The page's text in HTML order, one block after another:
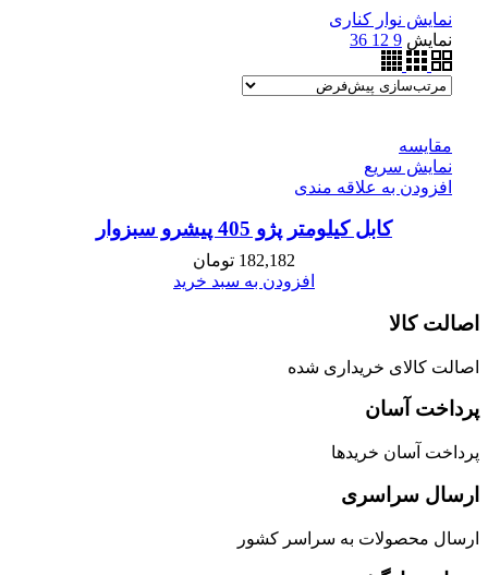
نمایش نوار کناری
نمایش 9
12
36
مقايسه
نمایش سریع
افزودن به علاقه مندی
كابل كيلومتر پژو 405 پیشرو سبزوار
182,182 تومان
افزودن به سبد خرید
اصالت کالا
اصالت کالای خریداری شده
پرداخت آسان
پرداخت آسان خریدها
ارسال سراسری
ارسال محصولات به سراسر کشور